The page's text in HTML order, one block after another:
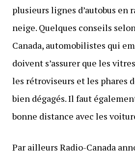
plusieurs lignes d’autobus en
neige. Quelques conseils
Canada, automobilistes qui
doivent s’assurer que les
les rétroviseurs et les phares
bien dégagés. Il faut
bonne distance avec les
Par ailleurs Radio-Canada